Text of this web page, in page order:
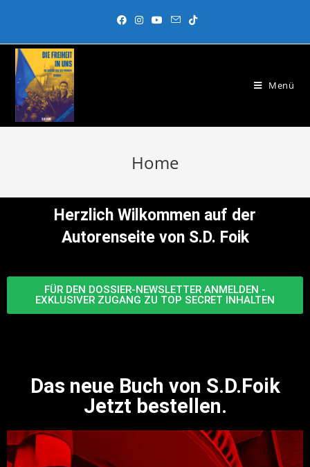
Menü
Home
Herzlich Wilkommen auf der
Autorenseite von S.D. Foik
FÜR DEN DOSSIER-NEWSLETTER ANMELDEN -
EXKLUSIVER ZUGANG ZU TOP SECRET INHALTEN
Das neue Buch von S.D.Foik
Jetzt bestellen.